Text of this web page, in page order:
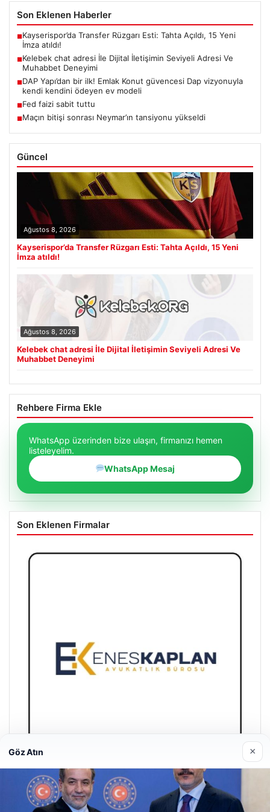
Son Eklenen Haberler
■Kayserispor’da Transfer Rüzgarı Esti: Tahta Açıldı, 15 Yeni
İmza atıldı!
■Kelebek chat adresi İle Dijital İletişimin Seviyeli Adresi Ve
Muhabbet Deneyimi
■DAP Yapı’dan bir ilk! Emlak Konut güvencesi Dap vizyonuyla
kendi kendini ödeyen ev modeli
■Fed faizi sabit tuttu
■Maçın bitişi sonrası Neymar’ın tansiyonu yükseldi
Güncel
Ağustos 8, 2026
Kayserispor’da Transfer Rüzgarı Esti: Tahta Açıldı, 15 Yeni
İmza atıldı!
Ağustos 8, 2026
Kelebek chat adresi İle Dijital İletişimin Seviyeli Adresi Ve
Muhabbet Deneyimi
Rehbere Firma Ekle
WhatsApp üzerinden bize ulaşın, firmanızı hemen
listeleyelim.
WhatsApp Mesaj
Son Eklenen Firmalar
Enes Kaplan Avukatlık Bürosu
Nisan 28, 2026
Göz Atın ×